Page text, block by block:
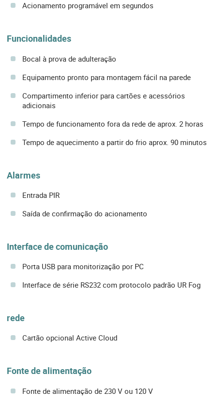
Acionamento programável em segundos
Funcionalidades
Bocal à prova de adulteração
Equipamento pronto para montagem fácil na parede
Compartimento inferior para cartões e acessórios
adicionais
Tempo de funcionamento fora da rede de aprox. 2 horas
Tempo de aquecimento a partir do frio aprox. 90 minutos
Alarmes
Entrada PIR
Saída de confirmação do acionamento
Interface de comunicação
Porta USB para monitorização por PC
Interface de série RS232 com protocolo padrão UR Fog
rede
Cartão opcional Active Cloud
Fonte de alimentação
Fonte de alimentação de 230 V ou 120 V